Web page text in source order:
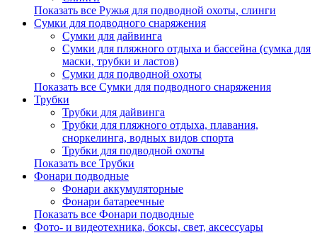
Показать все Ружья для подводной охоты, слинги
Сумки для подводного снаряжения
Сумки для дайвинга
Сумки для пляжного отдыха и бассейна (сумка для
маски, трубки и ластов)
Сумки для подводной охоты
Показать все Сумки для подводного снаряжения
Трубки
Трубки для дайвинга
Трубки для пляжного отдыха, плавания,
сноркелинга, водных видов спорта
Трубки для подводной охоты
Показать все Трубки
Фонари подводные
Фонари аккумуляторные
Фонари батареечные
Показать все Фонари подводные
Фото- и видеотехника, боксы, свет, аксессуары